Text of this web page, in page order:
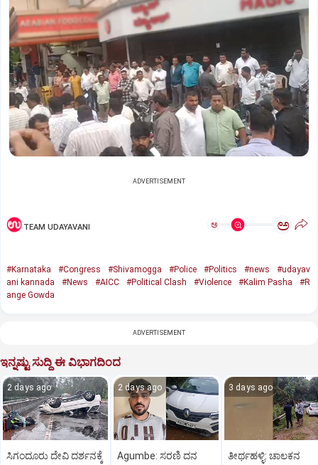
ADVERTISEMENT
TEAM UDAYAVANI ಅ ಅ
#Karnataka #Congress #Shivamogga #Police #Politics #news
#udayav
ani kannada
#News #AICC #Political Clash #Violence #Kalim Pasha
#R
ange Gowda
ADVERTISEMENT
ಇನ್ನಷ್ಟು ಸುದ್ದಿ ಈ ವಿಭಾಗದಿಂದ
2 days ago
ಸಿಗಂದೂರು ದೇವಿ ದರ್ಶನಕ್ಕೆ
2 days ago
Agumbe: ಸರಣಿ ದನ
3 days ago
ತೀರ್ಥಹಳ್ಳಿ: ಚಾಲಕನ